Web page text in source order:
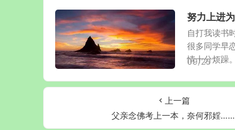
努力上进
自打我读书
很多同学早
情十分烦躁
09/25
上一篇
父亲念佛考上一本，奈何邪婬……